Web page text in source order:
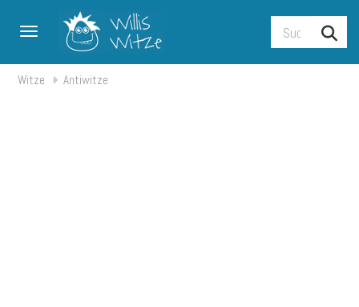
Toggle navigation
Witze Antiwitze